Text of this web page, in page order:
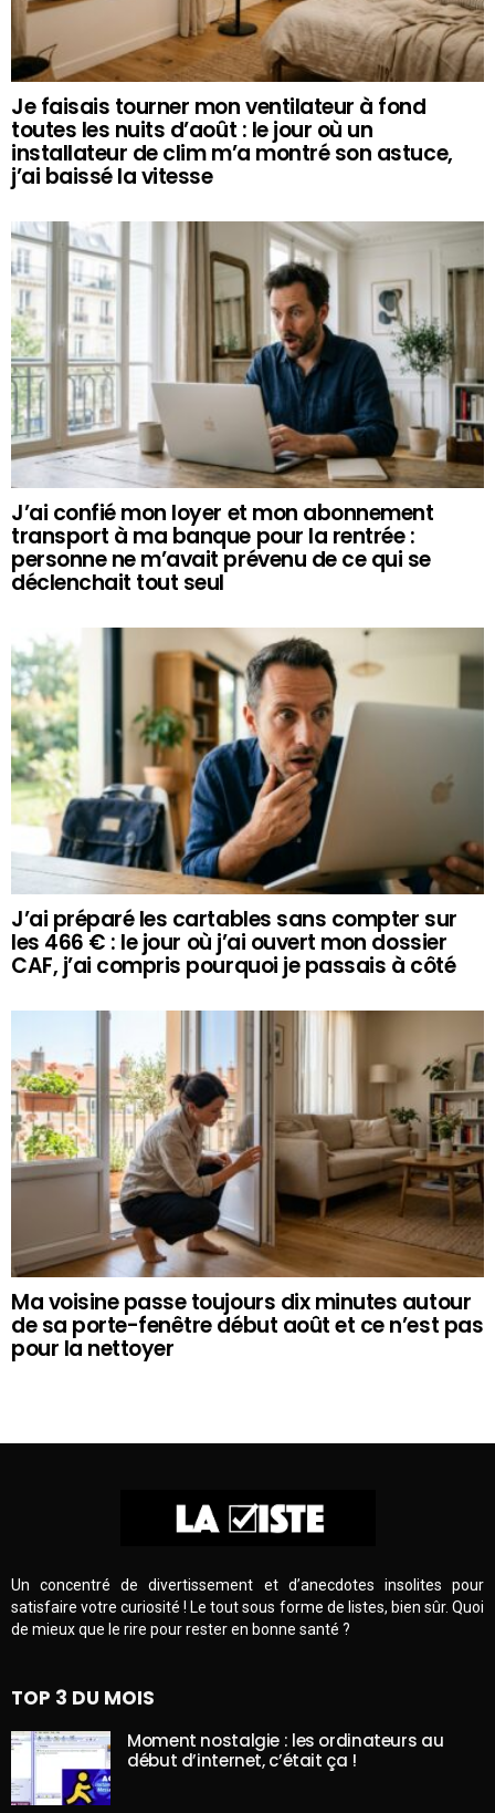
Je faisais tourner mon ventilateur à fond
toutes les nuits d’août : le jour où un
installateur de clim m’a montré son astuce,
j’ai baissé la vitesse
J’ai confié mon loyer et mon abonnement
transport à ma banque pour la rentrée :
personne ne m’avait prévenu de ce qui se
déclenchait tout seul
J’ai préparé les cartables sans compter sur
les 466 € : le jour où j’ai ouvert mon dossier
CAF, j’ai compris pourquoi je passais à côté
Ma voisine passe toujours dix minutes autour
de sa porte-fenêtre début août et ce n’est pas
pour la nettoyer
Un concentré de divertissement et d’anecdotes insolites pour
satisfaire votre curiosité ! Le tout sous forme de listes, bien sûr. Quoi
de mieux que le rire pour rester en bonne santé ?
TOP 3 DU MOIS
Moment nostalgie : les ordinateurs au
début d’internet, c’était ça !